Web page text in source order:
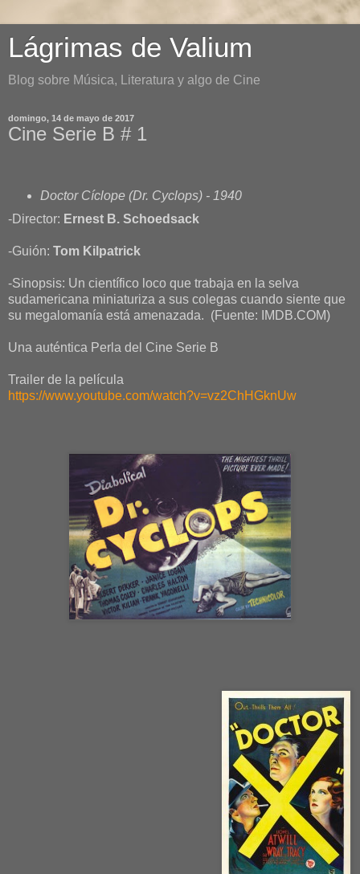
Lágrimas de Valium
Blog sobre Música, Literatura y algo de Cine
domingo, 14 de mayo de 2017
Cine Serie B # 1
Doctor Cíclope (Dr. Cyclops) - 1940
-Director: Ernest B. Schoedsack
-Guión: Tom Kilpatrick
-Sinopsis: Un científico loco que trabaja en la selva
sudamericana miniaturiza a sus colegas cuando siente que
su megalomanía está amenazada. (Fuente: IMDB.COM)
Una auténtica Perla del Cine Serie B
Trailer de la película
https://www.youtube.com/watch?v=vz2ChHGknUw